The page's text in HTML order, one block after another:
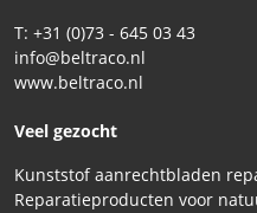
T: +31 (0)73 - 645 03 43
info@beltraco.nl
www.beltraco.nl
Veel gezocht
Kunststof aanrechtbladen
Reparatieproducten voor